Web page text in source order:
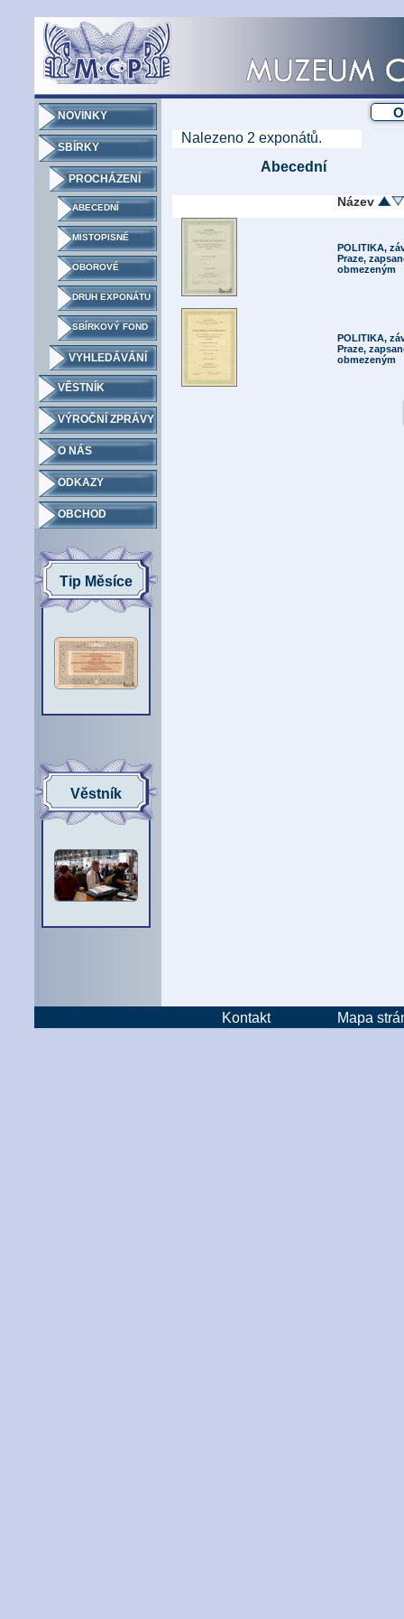
NOVINKY
SBÍRKY
PROCHÁZENÍ
ABECEDNÍ
MISTOPISNÉ
OBOROVÉ
DRUH EXPONÁTU
SBÍRKOVÝ FOND
VYHLEDÁVÁNÍ
VĚSTNÍK
VÝROČNÍ ZPRÁVY
O NÁS
ODKAZY
OBCHOD
Tip Měsíce
Věstník
Nalezeno 2 exponátů.
Abecední
Název
POLITIKA,
Praze,
obmezeným
POLITIKA,
Praze,
obmezeným
Kontakt Mapa